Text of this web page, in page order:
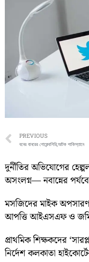
Prev
PREVIOUS
বনের বানরের গোয়েন্দাগিরি,আটক পাকিস্তানে
দুর্নীতির অভিযোগের
অসংলগ্ন— নবান্নের
মসজিদের মাইক অপসারণ
আপত্তি আইএসএফ ও
প্রাথমিক শিক্ষকদের
নির্দেশ কলকাতা